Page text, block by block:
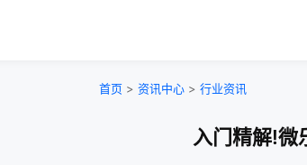
首页 > 资讯中心 > 行业资讯
入门精解!微